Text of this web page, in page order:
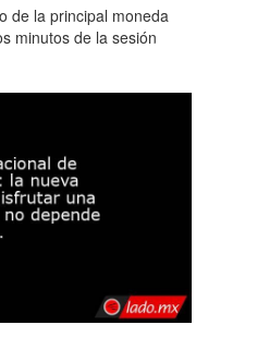
de la principal moneda
minutos de la sesión